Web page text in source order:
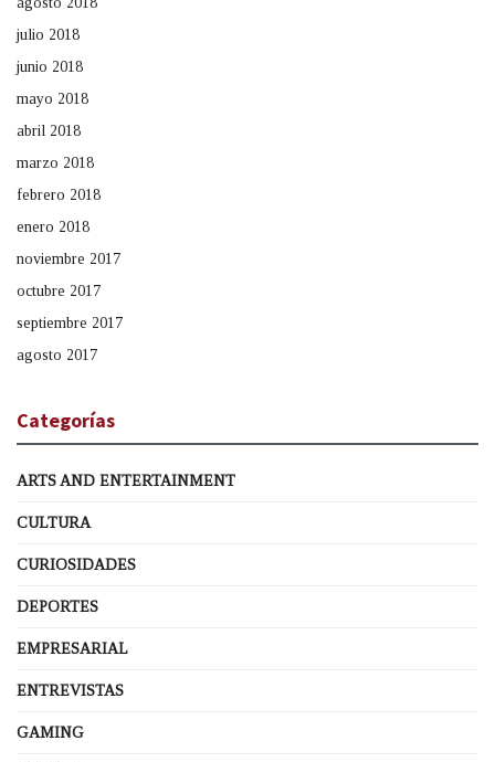
julio 2018
junio 2018
mayo 2018
abril 2018
marzo 2018
febrero 2018
enero 2018
noviembre 2017
octubre 2017
septiembre 2017
agosto 2017
Categorías
ARTS AND ENTERTAINMENT
CULTURA
CURIOSIDADES
DEPORTES
EMPRESARIAL
ENTREVISTAS
GAMING